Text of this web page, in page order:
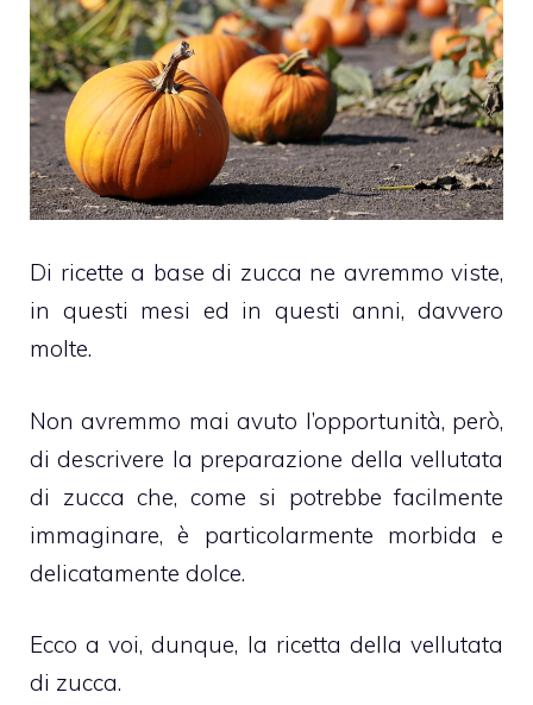
Di ricette a base di zucca ne avremmo viste,
in questi mesi ed in questi anni, davvero
molte.
Non avremmo mai avuto l’opportunità, però,
di descrivere la preparazione della vellutata
di zucca che, come si potrebbe facilmente
immaginare, è particolarmente morbida e
delicatamente dolce.
Ecco a voi, dunque, la ricetta della vellutata
di zucca.